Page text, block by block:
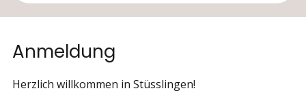
Anmeldung
Herzlich willkommen in Stüsslingen!